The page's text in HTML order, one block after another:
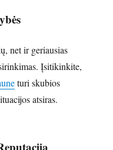
net ir geriausias
Įsitikinkite,
turi skubios
atsiras.